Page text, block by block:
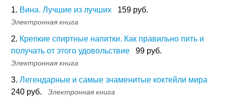
1. Вина. Лучшие из лучших 159 руб.
Электронная книга
2. Крепкие спиртные напитки. Как правильно пить и
получать от этого удовольствие
99 руб.
Электронная книга
3. Легендарные и самые знаменитые коктейли мира
240 руб.
Электронная книга